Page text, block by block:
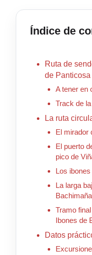
Índice de
Ruta de
de Panticosa
A tener en
Track de
La ruta
El mirador
El puerto
pico de
Los
La larga
Tramo
Ibones de
Datos